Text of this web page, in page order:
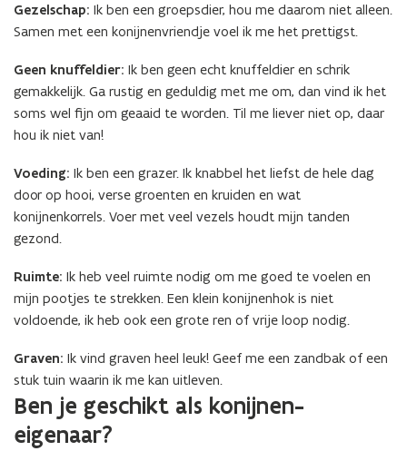
Gezelschap: Ik ben een groepsdier, hou me daarom niet alleen.
Samen met een konijnenvriendje voel ik me het prettigst.
Geen knuffeldier: Ik ben geen echt knuffeldier en schrik
gemakkelijk. Ga rustig en geduldig met me om, dan vind ik het
soms wel fijn om geaaid te worden. Til me liever niet op, daar
hou ik niet van!
Voeding: Ik ben een grazer. Ik knabbel het liefst de hele dag
door op hooi, verse groenten en kruiden en wat
konijnenkorrels. Voer met veel vezels houdt mijn tanden
gezond.
Ruimte: Ik heb veel ruimte nodig om me goed te voelen en
mijn pootjes te strekken. Een klein konijnenhok is niet
voldoende, ik heb ook een grote ren of vrije loop nodig.
Graven: Ik vind graven heel leuk! Geef me een zandbak of een
stuk tuin waarin ik me kan uitleven.
Ben je geschikt als konijnen-
eigenaar?